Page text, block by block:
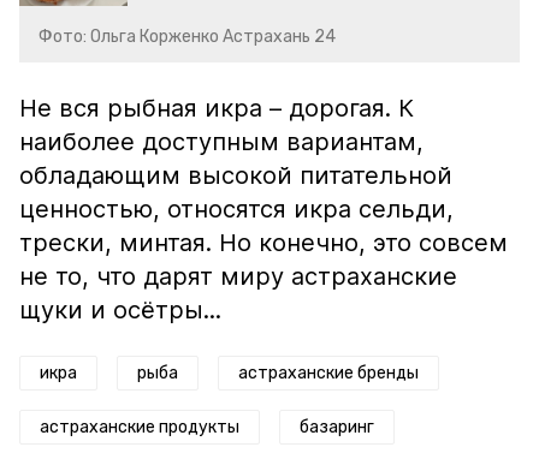
Фото: Ольга Корженко Астрахань 24
Не вся рыбная икра – дорогая. К
наиболее доступным вариантам,
обладающим высокой питательной
ценностью, относятся икра сельди,
трески, минтая. Но конечно, это совсем
не то, что дарят миру астраханские
щуки и осётры...
икра рыба астраханские бренды
астраханские продукты базаринг